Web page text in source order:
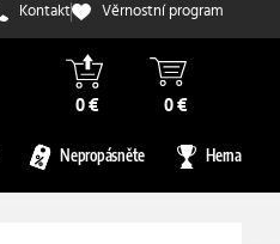
Kontakt Věrnostní program
0 € 0 €
Nepropásněte Herna